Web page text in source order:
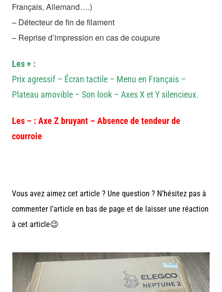
Français, Allemand….)
– Détecteur de fin de filament
– Reprise d’impression en cas de coupure
Les+ :
Prix agressif – Écran tactile – Menu en Français –
Plateau amovible – Son look – Axes X et Y silencieux.
Les – : Axe Z bruyant – Absence de tendeur de
courroie
Vous avez aimez cet article ? Une question ? N’hésitez pas à
commenter l’article en bas de page et de laisser une réaction
à cet article😉